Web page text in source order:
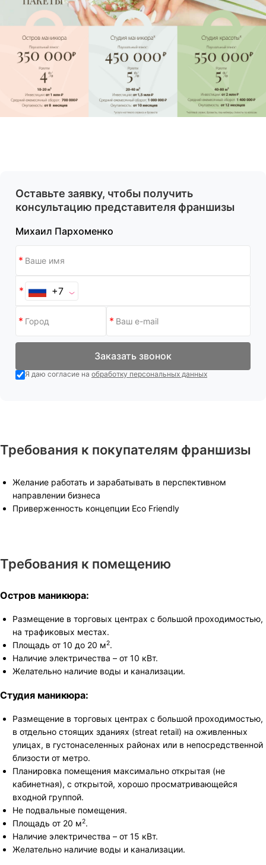
Оставьте заявку, чтобы получить
консультацию представителя франшизы
Михаил Пархоменко
+7
Заказать звонок
Я даю согласие на обработку персональных данных
Требования к покупателям франшизы
Желание работать и зарабатывать в перспективном
направлении бизнеса
Приверженность концепции Eco Friendly
Требования к помещению
Остров маникюра:
Размещение в торговых центрах с большой проходимостью,
на трафиковых местах.
Площадь от 10 до 20 м2.
Наличие электричества – от 10 кВт.
Желательно наличие воды и канализации.
Студия маникюра:
Размещение в торговых центрах с большой проходимостью,
в отдельно стоящих зданиях (streat retail) на оживленных
улицах, в густонаселенных районах или в непосредственной
близости от метро.
Планировка помещения максимально открытая (не
кабинетная), с открытой, хорошо просматривающейся
входной группой.
Не подвальные помещения.
Площадь от 20 м2.
Наличие электричества – от 15 кВт.
Желательно наличие воды и канализации.